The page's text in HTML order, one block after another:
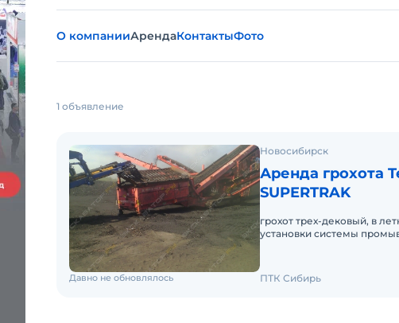
О компанииАрендаКонтактыФото
1 объявление
Новосибирск
Аренда грохота
SUPERTRAK
грохот трех-дековый, в
установки системы
Давно не обновлялось ПТК Сибирь